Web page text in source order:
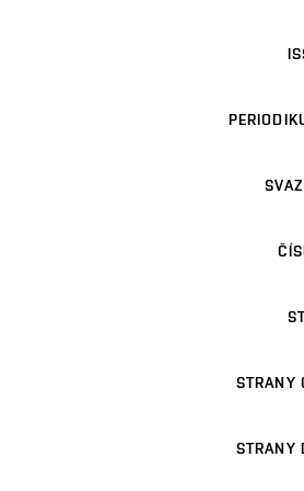
STRANY
STRANY